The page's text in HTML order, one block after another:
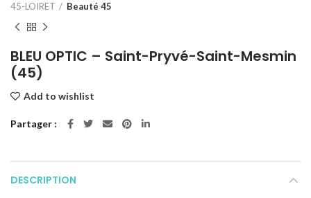
45-LOIRET
Beauté 45
BLEU OPTIC – Saint-Pryvé-Saint-Mesmin
(45)
Add to wishlist
Partager
DESCRIPTION